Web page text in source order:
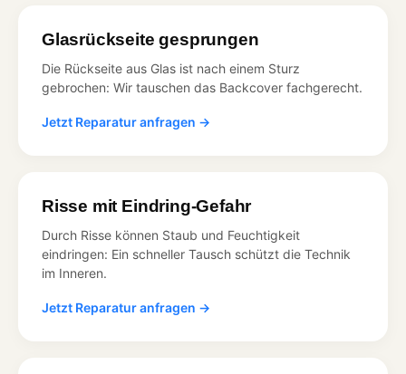
Glasrückseite gesprungen
Die Rückseite aus Glas ist nach einem Sturz
gebrochen: Wir tauschen das Backcover fachgerecht.
Jetzt Reparatur anfragen →
Risse mit Eindring-Gefahr
Durch Risse können Staub und Feuchtigkeit
eindringen: Ein schneller Tausch schützt die Technik
im Inneren.
Jetzt Reparatur anfragen →